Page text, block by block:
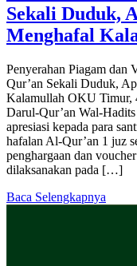
Pembinaan
Sekali Duduk,
Menghafal
Penyerahan Piagam dan
Qur’an Sekali Duduk,
Kalamullah OKU Timur,
Darul-Qur’an Wal-
apresiasi kepada para
hafalan Al-Qur’an 1 juz
penghargaan dan